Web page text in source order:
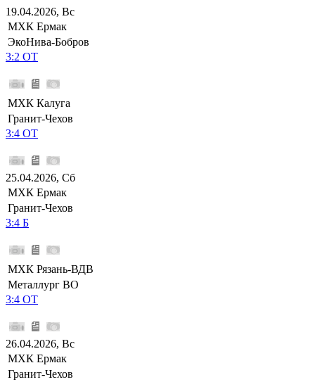
19.04.2026, Вс
МХК Ермак
ЭкоНива-Бобров
3:2 ОТ
МХК Калуга
Гранит-Чехов
3:4 ОТ
25.04.2026, Сб
МХК Ермак
Гранит-Чехов
3:4 Б
МХК Рязань-ВДВ
Металлург ВО
3:4 ОТ
26.04.2026, Вс
МХК Ермак
Гранит-Чехов